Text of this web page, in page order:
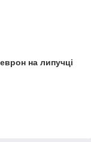
на липучці